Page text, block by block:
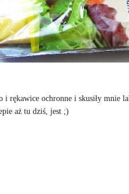
i rękawice ochronne i skusiły
aż tu dziś, jest ;)